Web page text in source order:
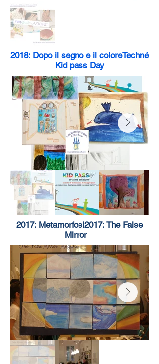
2018: Dopo il segno e il coloreTechné
Kid pass Day
2017: Metamorfosi2017: The False
Mirror